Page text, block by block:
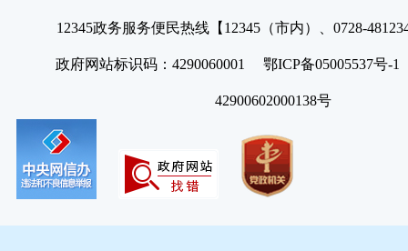
12345政务服务便民热线【12345（市内）、0728-
政府网站标识码：4290060001 鄂ICP备05005537号
42900602000138号